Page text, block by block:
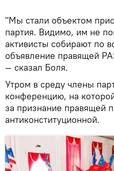
"Мы стали объектом
партия. Видимо, им не
активисты собирают по
объявление правящей
— сказал Боля.
Утром в среду члены
конференцию, на
за признание правящей
антиконституционной.